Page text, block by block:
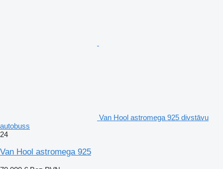
Van Hool astromega 925 divstāvu
autobuss
24
Van Hool astromega 925